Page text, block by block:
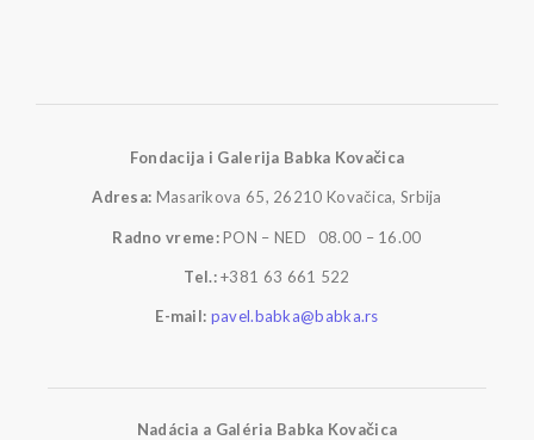
Fondacija i Galerija Babka Kovačica
Adresa: Masarikova 65, 26210 Kovačica, Srbija
Radno vreme:PON – NED 08.00 – 16.00
Tel.:+381 63 661 522
E-mail: pavel.babka@babka.rs
Nadácia a Galéria Babka Kovačica